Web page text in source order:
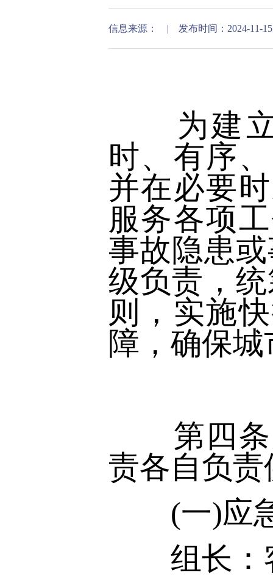
信息来源： | 发布时间：2024-11-15
为建立
时、有序
并在必要
服务各项
事故隐患
级负责，
则，实施
障，确保
第四条
责各自负
(一)应急
组长：